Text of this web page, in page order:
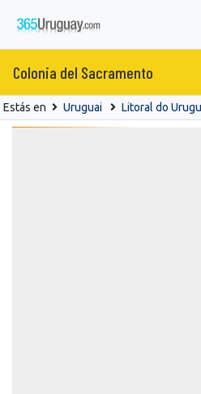
Colonia del Sacramento
Estás en Uruguai Litoral do